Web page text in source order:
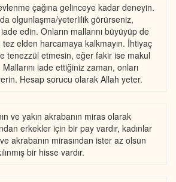
çağına gelinceye kadar deneyin.
olgunlaşma/yeterlilik görürseniz,
edin. Onların mallarını büyüyüp de
elden harcamaya kalkmayın. İhtiyaç
tenezzül etmesin, eğer fakir ise makul
iade ettiğiniz zaman, onları
Hesap sorucu olarak Allah yeter.
ve yakın akrabanın miras olarak
erkekler için bir pay vardır, kadınlar
akrabanın mirasından ister az olsun
bir hisse vardır.